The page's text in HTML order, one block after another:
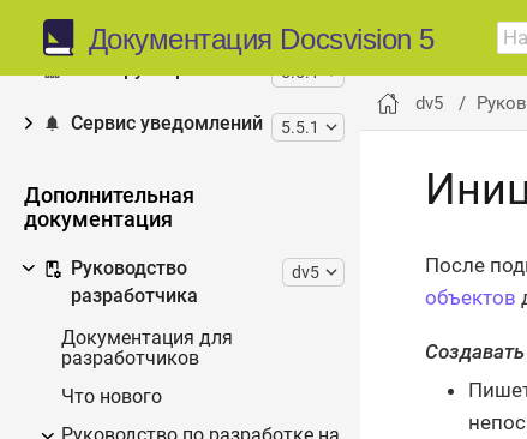
Документация Docsvision 5
Docsvision AI
5.5.1
Сервис уведомлений 5.5.1
Дополнительная
документация
Руководство
разработчика
dv5
Документация для
разработчиков
Что нового
dv5
После
объектов